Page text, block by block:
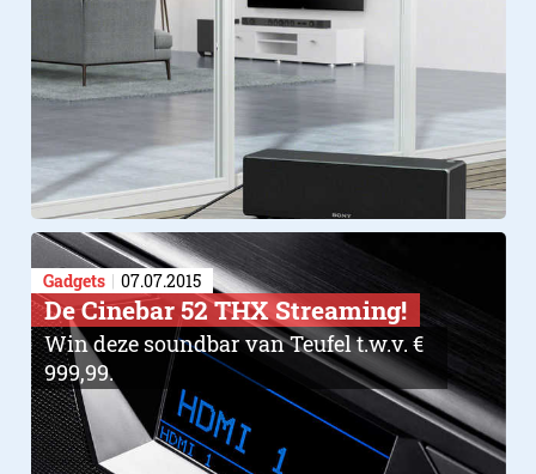
Gadgets 07.07.2015
De Cinebar 52 THX Streaming!
Win deze soundbar van Teufel t.w.v. €
999,99.